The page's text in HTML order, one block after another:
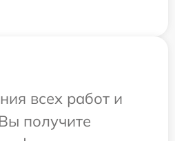
всех работ и
получите